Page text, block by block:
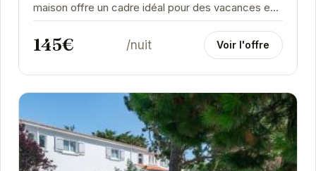
maison offre un cadre idéal pour des vacances en
famille ou entre amis. Son jardin privatif vous...
145€ /nuit Voir l'offre